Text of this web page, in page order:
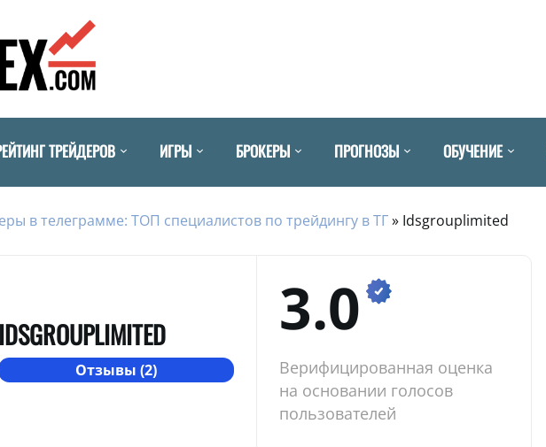
ТРЕЙДЕРОВ ИГРЫ БРОКЕРЫ ПРОГНОЗЫ ОБУЧЕНИЕ
в телеграмме: ТОП специалистов по трейдингу в ТГ» Idsgrouplimited
IDSGROUPLIMITED
Отзывы (2)
3.0
Верифицированная оценка
на основании голосов
пользователей